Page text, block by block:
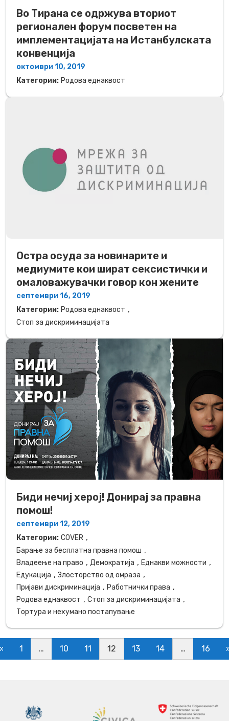
Во Тирана се одржува вториот
регионален форум посветен на
имплементацијата на Истанбулската
конвенција
октомври 10, 2019
Категории: Родова еднаквост
Остра осуда за новинарите и
медиумите кои шират сексистички и
омаловажувачки говор кон жените
септември 16, 2019
Категории: Родова еднаквост ,
Стоп за дискриминацијата
Биди нечиј херој! Донирај за правна
помош!
септември 12, 2019
Категории: COVER ,
Барање за бесплатна правна помош ,
Владеење на право , Демократија , Еднакви можности ,
Едукација ,Злосторство од омраза ,
Пријави дискриминација , Работнички права ,
Родова еднаквост , Стоп за дискриминацијата ,
Тортура и нехумано постапување
navigation
1 … 10 11 12 13 14 … 16